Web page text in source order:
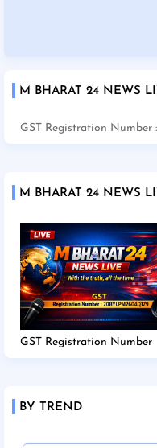
M BHARAT 24 NEWS
GST Registration Number
M BHARAT 24 NEWS
GST Registration Number
BY TREND